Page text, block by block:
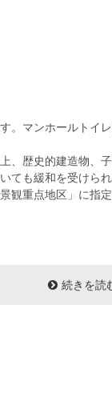
。マンホールトイ
、歴史的建造物、
ても緩和を受けられ
観重点地区」に指
続きを読